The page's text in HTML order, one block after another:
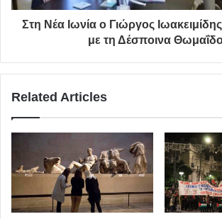
Ευγενία (Ελίνα) Παπαθεοδώρου,
Δέσποινα (Νανά) Παπαδογεωργάκη,
Κυράνη (Ράνυ) Γεωργουδάκη,
Αντωνιάδου Άννα, σύμβουλος
Μαρία (Μάρω) Πατσαρίση, καθηγήτρια
Στη Νέα Ιωνία ο Γιώργος
με τη Δέσποινα
Related Articles